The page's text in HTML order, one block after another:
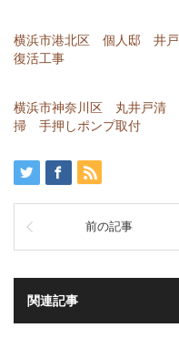
て
Twitter
で
共
し
い
ウ
ド
ウ
で
開
ク
し
て
さ
い
(新
し
ウ
ィ
ン
で
横浜市港北区 個人邸 井戸
復活工事
横浜市神奈川区 丸井戸清
掃 手押しポンプ取付
前の記事
関連記事